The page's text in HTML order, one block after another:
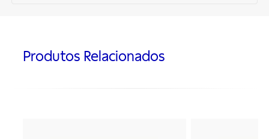
Produtos Relacionados